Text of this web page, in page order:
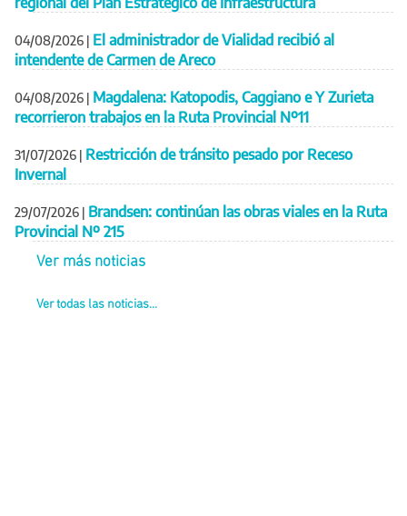
04/08/2026 | El administrador de Vialidad recibió al
intendente de Carmen de Areco
04/08/2026 | Magdalena: Katopodis, Caggiano e Y Zurieta
recorrieron trabajos en la Ruta Provincial Nº11
31/07/2026 | Restricción de tránsito pesado por Receso
Invernal
29/07/2026 | Brandsen: continúan las obras viales en la Ruta
Provincial Nº 215
Ver más noticias
Ver todas las noticias...